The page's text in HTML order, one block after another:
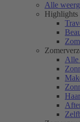
Alle
Highlights
Alle